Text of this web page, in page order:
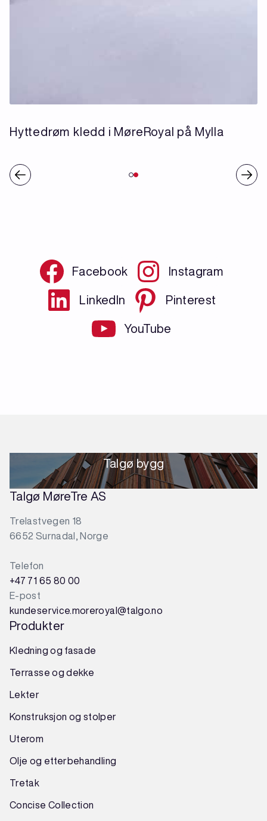
Hyttedrøm kledd i MøreRoyal på Mylla
Facebook Instagram
LinkedIn Pinterest
YouTube
Talgø bygg
Talgø MøreTre AS
Trelastvegen 18
6652 Surnadal, Norge
Telefon
+47 71 65 80 00
E-post
kundeservice.moreroyal@talgo.no
Produkter
Kledning og fasade
Terrasse og dekke
Lekter
Konstruksjon og stolper
Uterom
Olje og etterbehandling
Tretak
Concise Collection